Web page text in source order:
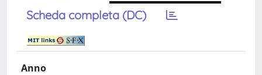
Scheda completa (DC)
Anno